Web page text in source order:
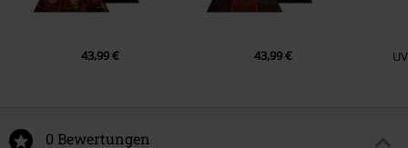
43,99 € 43,99 €
0 Bewertungen